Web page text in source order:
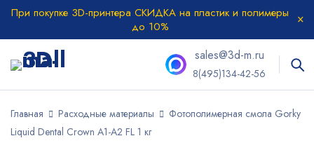
При покупке 3D-принтера СКИДКА на пластик и полимеры
до 10%
sales@3d-m.ru
8(495)134-42-56
Главная Расходные материалы
Фотополимерная смола Gorky
Liquid Dental Crown A1-A2 FL 1 кг